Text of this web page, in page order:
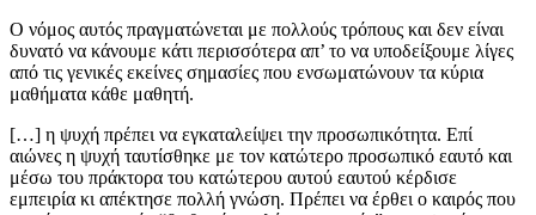
O νόμος αυτός πραγματώνεται με πολλούς τρόπους και δεν είναι
δυνατό να κάνουμε κάτι περισσότερα απ’ το να υποδείξουμε λίγες
από τις γενικές εκείνες σημασίες που ενσωματώνουν τα κύρια
μαθήματα κάθε μαθητή.
[…] η ψυχή πρέπει να εγκαταλείψει την προσωπικότητα. Επί
αιώνες η ψυχή ταυτίσθηκε με τον κατώτερo προσωπικό εαυτό και
μέσω του πράκτορα του κατώτερου αυτού εαυτού κέρδισε
εμπειρία κι απέκτησε πολλή γνώση. Πρέπει να έρθει ο καιρός που